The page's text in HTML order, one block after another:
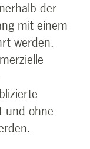
der
mit einem
werden.
und ohne